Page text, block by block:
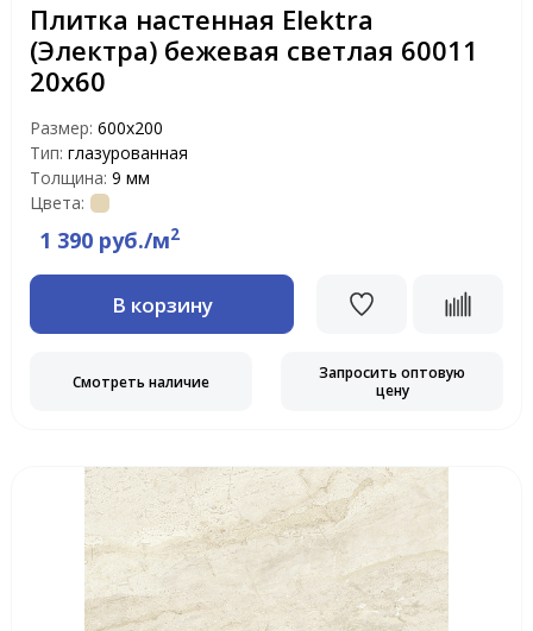
Плитка настенная Elektra
(Электра) бежевая светлая 60011
20х60
Размер: 600х200
Тип: глазурованная
Толщина: 9 мм
Цвета:
1 390 руб./м2
В корзину
Смотреть наличие
Запросить оптовую
цену